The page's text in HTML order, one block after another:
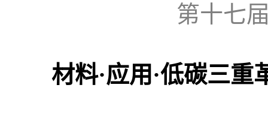
第十七
材料·应用·低碳三